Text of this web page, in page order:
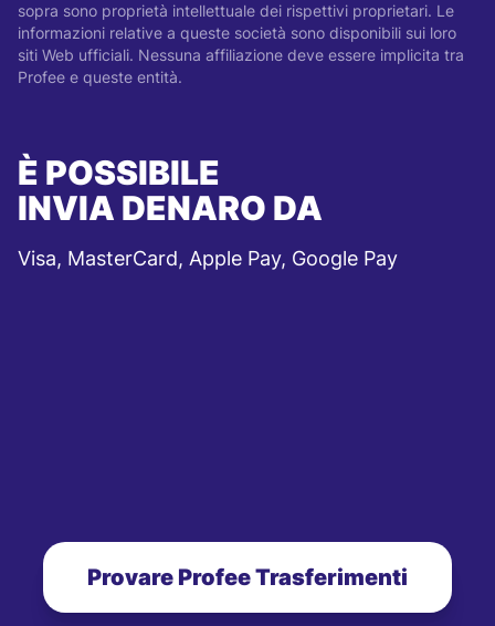
sopra sono proprietà intellettuale dei rispettivi proprietari. Le
informazioni relative a queste società sono disponibili sui loro
siti Web ufficiali. Nessuna affiliazione deve essere implicita tra
Profee e queste entità.
È POSSIBILE
INVIA DENARO DA
Visa, MasterCard, Apple Pay, Google Pay
Provare Profee Trasferimenti